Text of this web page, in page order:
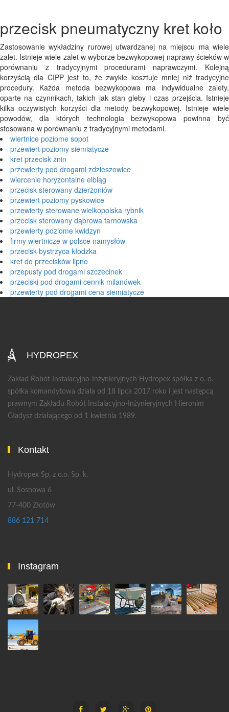
przecisk pneumatyczny kret koło
Zastosowanie wykładziny rurowej utwardzanej na miejscu ma wiele
zalet. Istnieje wiele zalet w wyborze bezwykopowej naprawy ścieków w
porównaniu z tradycyjnymi procedurami naprawczymi. Kolejną
korzyścią dla CIPP jest to, że zwykle kosztuje mniej niż tradycyjne
procedury. Każda metoda bezwykopowa ma indywidualne zalety,
oparte na czynnikach, takich jak stan gleby i czas przejścia. Istnieje
kilka oczywistych korzyści dla metody bezwykopowej. Istnieje wiele
powodów, dla których technologia bezwykopowa powinna być
stosowana w porównaniu z tradycyjnymi metodami.
wiertnice poziome sopot
przewiert poziomy siemiatycze
kret przecisk żnin
przewierty pod drogami zdzieszowice
wiercenie horyzontalne elbląg
przecisk sterowany dzierżoniów
przewiert poziomy pyskowice
przewierty sterowane wielkopolska rybnik
przecisk sterowany dąbrowa tarnowska
przewierty poziome kwidzyn
firmy wiertnicze w polsce namysłów
przecisk bystrzyca kłodzka
kret do przecisków lipno
przepusty pod drogami szczecinek
przeciski pod drogami cennik milanówek
przewierty pod drogami cena siemiatycze
HYDROPEX
Zakład Robót Instalacyjno-Inżynieryjnych Hydropex spółka z o. o.
spółka komandytowa działa od 18 lipca 2017 roku i jest następcą
prawnym Zakładu Robót Instalacyjno-Inżynieryjnych Hieronim
Gładysz działającego od 1 kwietnia 1989.
Kontakt
Hydropex Sp. z o.o. Sp. k.
ul. Sosnowa 6
77-400 Złotów
886 121 714
Instagram